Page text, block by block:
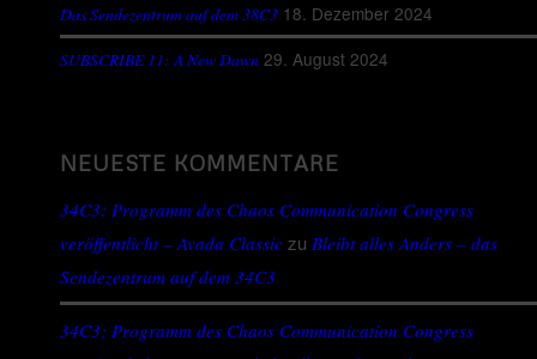
Das Sendezentrum auf dem 38C3 18. Dezember 2024
SUBSCRIBE 11: A New Dawn 29. August 2024
NEUESTE KOMMENTARE
34C3: Programm des Chaos Communication Congress
veröffentlicht – Avada Classic zu Bleibt alles Anders – das
Sendezentrum auf dem 34C3
34C3: Programm des Chaos Communication Congress